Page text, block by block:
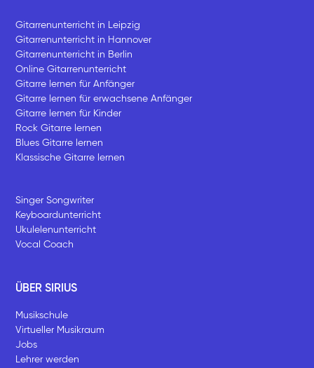
Gitarrenunterricht in Leipzig
Gitarrenunterricht in Hannover
Gitarrenunterricht in Berlin
Online Gitarrenunterricht
Gitarre lernen für Anfänger
Gitarre lernen für erwachsene Anfänger
Gitarre lernen für Kinder
Rock Gitarre lernen
Blues Gitarre lernen
Klassische Gitarre lernen
Singer Songwriter
Keyboardunterricht
Ukulelenunterricht
Vocal Coach
ÜBER SIRIUS
Musikschule
Virtueller Musikraum
Jobs
Lehrer werden